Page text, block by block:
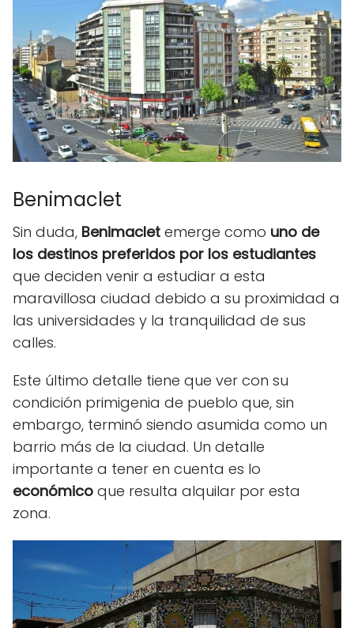
Benimaclet
Sin duda, Benimaclet emerge como uno de
los destinos preferidos por los estudiantes
que deciden venir a estudiar a esta
maravillosa ciudad debido a su proximidad a
las universidades y la tranquilidad de sus
calles.
Este último detalle tiene que ver con su
condición primigenia de pueblo que, sin
embargo, terminó siendo asumida como un
barrio más de la ciudad. Un detalle
importante a tener en cuenta es lo
económico que resulta alquilar por esta
zona.